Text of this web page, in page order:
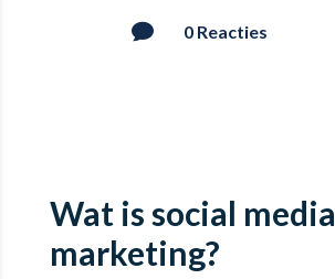
 0 Reacties
Wat is social media
marketing?